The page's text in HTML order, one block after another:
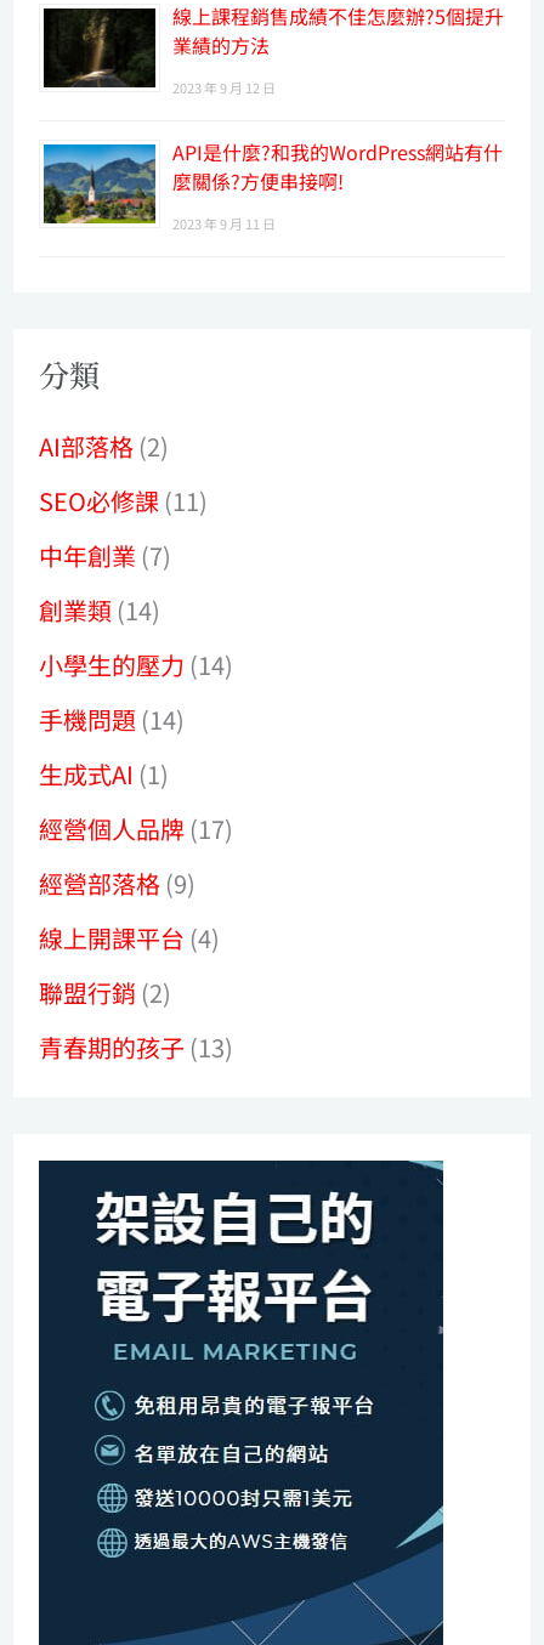
線上課程銷售成績不佳怎麼辦?5個提升
業績的方法
2023 年 9 月 12 日
API是什麼?和我的WordPress網站有什
麼關係?方便串接啊!
2023 年 9 月 11 日
分類
AI部落格 (2)
SEO必修課 (11)
中年創業 (7)
創業類 (14)
小學生的壓力 (14)
手機問題 (14)
生成式AI (1)
經營個人品牌 (17)
經營部落格 (9)
線上開課平台 (4)
聯盟行銷 (2)
青春期的孩子 (13)